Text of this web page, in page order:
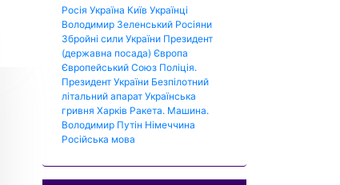
Росія Україна Київ Українці
Володимир Зеленський Росіяни
Збройні сили України Президент
(державна посада) Європа
Європейський Союз Поліція.
Президент України Безпілотний
літальний апарат Українська
гривня Харків Ракета. Машина.
Володимир Путін Німеччина
Російська мова